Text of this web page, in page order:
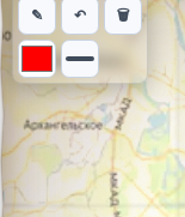
✎ ↶ 🗑